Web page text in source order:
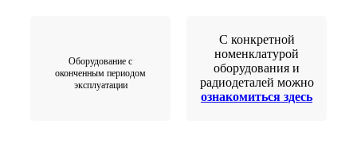
Оборудование с
оконченным периодом
эксплуатации
С конкретной
номенклатурой
оборудования и
радиодеталей можно
ознакомиться здесь